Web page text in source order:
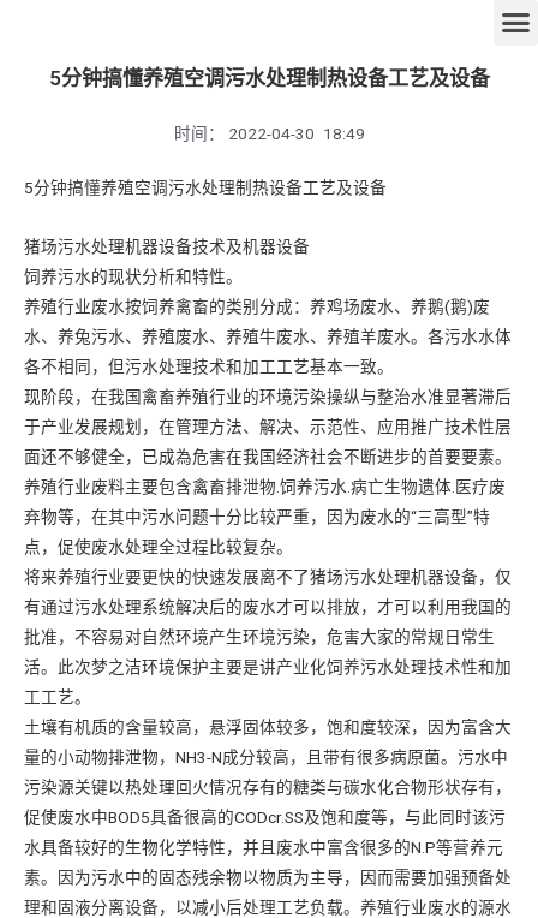
5分钟搞懂养殖空调污水处理制热设备工艺及设备
时间： 2022-04-30 18:49
5分钟搞懂养殖空调污水处理制热设备工艺及设备
猪场污水处理机器设备技术及机器设备
饲养污水的现状分析和特性。
养殖行业废水按饲养禽畜的类别分成：养鸡场废水、养鹅(鹅)废
水、养兔污水、养殖废水、养殖牛废水、养殖羊废水。各污水水体
各不相同，但污水处理技术和加工工艺基本一致。
现阶段，在我国禽畜养殖行业的环境污染操纵与整治水准显著滞后
于产业发展规划，在管理方法、解决、示范性、应用推广技术性层
面还不够健全，已成為危害在我国经济社会不断进步的首要要素。
养殖行业废料主要包含禽畜排泄物.饲养污水.病亡生物遗体.医疗废
弃物等，在其中污水问题十分比较严重，因为废水的“三高型”特
点，促使废水处理全过程比较复杂。
将来养殖行业要更快的快速发展离不了猪场污水处理机器设备，仅
有通过污水处理系统解决后的废水才可以排放，才可以利用我国的
批准，不容易对自然环境产生环境污染，危害大家的常规日常生
活。此次梦之洁环境保护主要是讲产业化饲养污水处理技术性和加
工工艺。
土壤有机质的含量较高，悬浮固体较多，饱和度较深，因为富含大
量的小动物排泄物，NH3-N成分较高，且带有很多病原菌。污水中
污染源关键以热处理回火情况存有的糖类与碳水化合物形状存有，
促使废水中BOD5具备很高的CODcr.SS及饱和度等，与此同时该污
水具备较好的生物化学特性，并且废水中富含很多的N.P等营养元
素。因为污水中的固态残余物以物质为主导，因而需要加强预备处
理和固液分离设备，以减小后处理工艺负载。养殖行业废水的源水